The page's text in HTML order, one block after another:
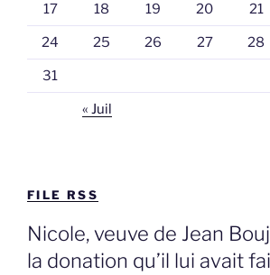
17 18 19 20 21
24 25 26 27 28
31
« Juil
FILE RSS
Nicole, veuve de Jean
la donation qu’il lui avait